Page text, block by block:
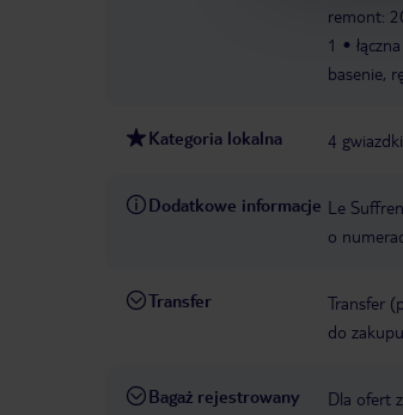
remont:
1
basenie,
Kategoria lokalna 4 gwiazdki
Dodatkowe informacje Le
o
Transfer
Transfer
do
Bagaż rejestrowany
Dla ofert